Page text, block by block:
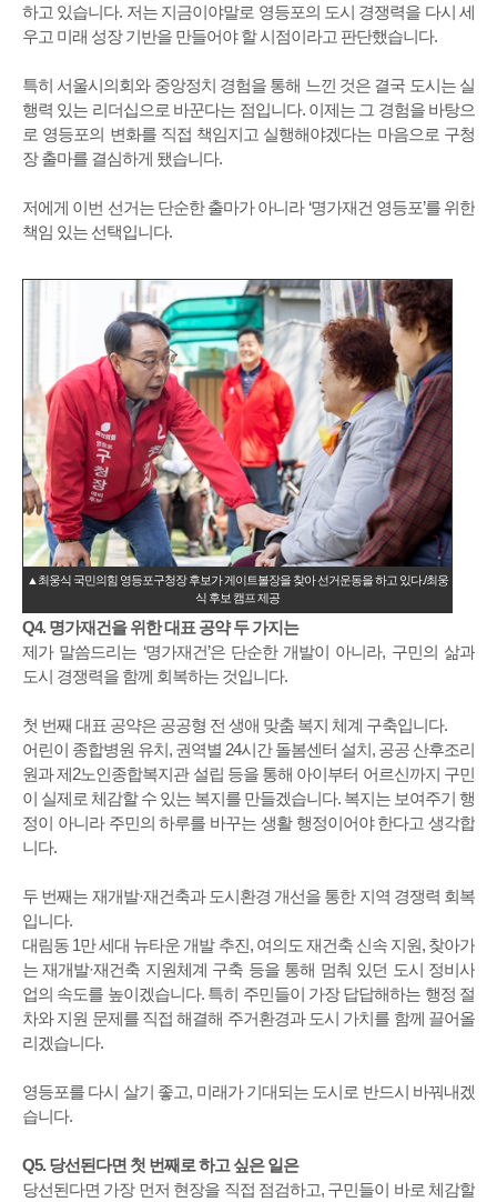
하고 있습니다. 저는 지금이야말로 영등포의 도시 경쟁력을 다시 세
우고 미래 성장 기반을 만들어야 할 시점이라고 판단했습니다.
특히 서울시의회와 중앙정치 경험을 통해 느낀 것은 결국 도시는 실
행력 있는 리더십으로 바꾼다는 점입니다. 이제는 그 경험을 바탕으
로 영등포의 변화를 직접 책임지고 실행해야겠다는 마음으로 구청
장 출마를 결심하게 됐습니다.
저에게 이번 선거는 단순한 출마가 아니라 ‘명가재건 영등포’를 위한
책임 있는 선택입니다.
▲최웅식 국민의힘 영등포구청장 후보가 게이트볼장을 찾아 선거운동을 하고 있다./최웅
식 후보 캠프 제공
Q4. 명가재건을 위한 대표 공약 두 가지는
제가 말씀드리는 ‘명가재건’은 단순한 개발이 아니라, 구민의 삶과
도시 경쟁력을 함께 회복하는 것입니다.
첫 번째 대표 공약은 공공형 전 생애 맞춤 복지 체계 구축입니다.
어린이 종합병원 유치, 권역별 24시간 돌봄센터 설치, 공공 산후조리
원과 제2노인종합복지관 설립 등을 통해 아이부터 어르신까지 구민
이 실제로 체감할 수 있는 복지를 만들겠습니다. 복지는 보여주기 행
정이 아니라 주민의 하루를 바꾸는 생활 행정이어야 한다고 생각합
니다.
두 번째는 재개발·재건축과 도시환경 개선을 통한 지역 경쟁력 회복
입니다.
대림동 1만 세대 뉴타운 개발 추진, 여의도 재건축 신속 지원, 찾아가
는 재개발·재건축 지원체계 구축 등을 통해 멈춰 있던 도시 정비사
업의 속도를 높이겠습니다. 특히 주민들이 가장 답답해하는 행정 절
차와 지원 문제를 직접 해결해 주거환경과 도시 가치를 함께 끌어올
리겠습니다.
영등포를 다시 살기 좋고, 미래가 기대되는 도시로 반드시 바꿔내겠
습니다.
Q5. 당선된다면 첫 번째로 하고 싶은 일은
당선된다면 가장 먼저 현장을 직접 점검하고, 구민들이 바로 체감할